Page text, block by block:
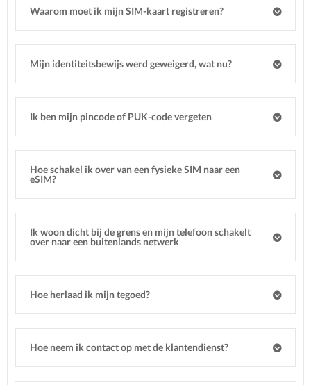
Waarom moet ik mijn SIM-kaart registreren?
Mijn identiteitsbewijs werd geweigerd, wat nu?
Ik ben mijn pincode of PUK-code vergeten
Hoe schakel ik over van een fysieke SIM naar een
eSIM?
Ik woon dicht bij de grens en mijn telefoon schakelt
over naar een buitenlands netwerk
Hoe herlaad ik mijn tegoed?
Hoe neem ik contact op met de klantendienst?